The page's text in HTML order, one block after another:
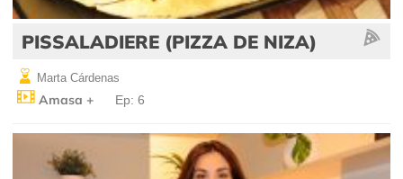
PISSALADIERE (PIZZA DE NIZA)
Marta Cárdenas
Amasa + Ep: 6